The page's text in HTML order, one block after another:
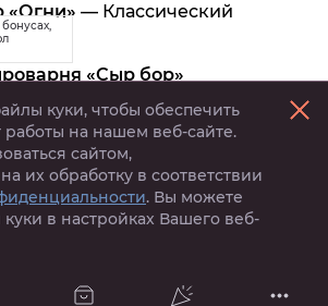
Поделиться
«Огни» — Классический
«Сыр бор»
лимонад
куки, чтобы обеспечить
на нашем веб-сайте.
сайтом,
их обработку в соответствии
. Вы можете
в настройках Вашего веб-